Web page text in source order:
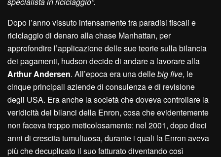
Dopo l’anno vissuto intensamente tra paradisi fiscali e
riciclaggio di denaro alla chase Manhattan, per
approfondire l’applicazione delle sue teorie sulla bilancia
dei pagamenti, hudson decide di andare a lavorare alla
Arthur Andersen. All’epoca era una dellebig five, le
cinque principali aziende di consulenza e di revisione
degli USA. Era anche la società che doveva controllare la
veridicità dei bilanci della Enron, cosa che evidentemente
non faceva troppo meticolosamente: nel 2001, dopo dieci
anni di crescita tumultuosa, durante i quali la Enron aveva
più che decuplicato il suo fatturato diventando così